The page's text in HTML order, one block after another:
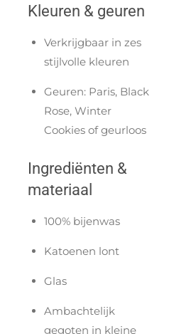
Kleuren & geuren
Verkrijgbaar in zes
stijlvolle kleuren
Geuren: Paris, Black
Rose, Winter
Cookies of geurloos
Ingrediënten &
materiaal
100% bijenwas
Katoenen lont
Glas
Ambachtelijk
gegoten in kleine